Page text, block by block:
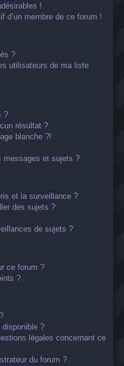
!
d’un membre de ce forum !
?
utilisateurs de ma liste
?
résultat ?
blanche ?!
messages et sujets ?
et la surveillance ?
des sujets ?
de sujets ?
ce forum ?
?
disponible ?
légales concernant ce
du forum ?